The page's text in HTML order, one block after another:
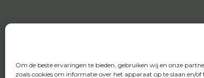
Om de beste ervaringen te bieden, gebruiken wij en onze
zoals cookies om informatie over het apparaat op te slaan en/of